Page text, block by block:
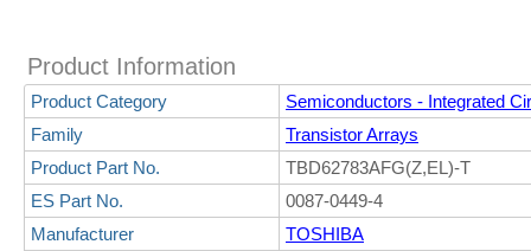
Product Information
Product Category
Semiconductors - Integrated
Family
Transistor Arrays
Product Part No.
TBD62783AFG(Z,EL)-T
ES Part No.
0087-0449-4
Manufacturer
TOSHIBA